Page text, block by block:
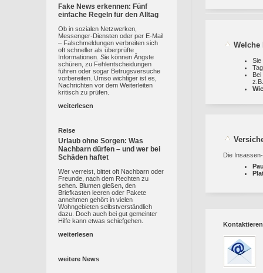
Fake News erkennen: Fünf
einfache Regeln für den Alltag
Ob in sozialen Netzwerken,
Messenger-Diensten oder per E-Mail
– Falschmeldungen verbreiten sich
oft schneller als überprüfte
Informationen. Sie können Ängste
schüren, zu Fehlentscheidungen
führen oder sogar Betrugsversuche
vorbereiten. Umso wichtiger ist es,
Nachrichten vor dem Weiterleiten
kritisch zu prüfen.
weiterlesen
Reise
Urlaub ohne Sorgen: Was
Nachbarn dürfen – und wer bei
Schäden haftet
Wer verreist, bittet oft Nachbarn oder
Freunde, nach dem Rechten zu
sehen. Blumen gießen, den
Briefkasten leeren oder Pakete
annehmen gehört in vielen
Wohngebieten selbstverständlich
dazu. Doch auch bei gut gemeinter
Hilfe kann etwas schiefgehen.
weiterlesen
weitere News
Welche
Sie
Die